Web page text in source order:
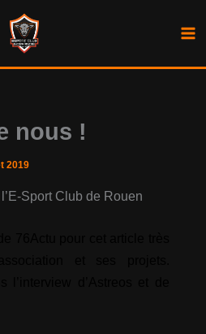
nous !
2019
Sport Club de Rouen